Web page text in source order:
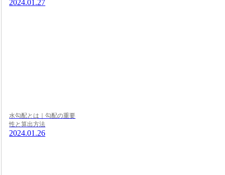
2024.01.27
水勾配とは｜勾配の重要
性と算出方法
2024.01.26